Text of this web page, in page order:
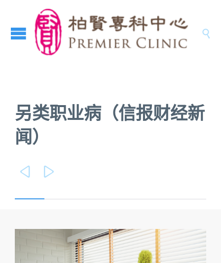

另类职业病（信报财经新
闻）
 